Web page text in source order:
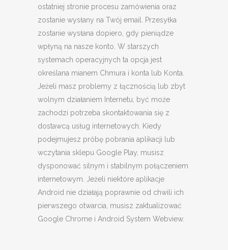
ostatniej stronie procesu zamówienia oraz
zostanie wysłany na Twój email. Przesyłka
zostanie wysłana dopiero, gdy pieniądze
wpłyną na nasze konto. W starszych
systemach operacyjnych ta opcja jest
określana mianem Chmura i konta lub Konta.
Jeżeli masz problemy z łącznością lub zbyt
wolnym działaniem Internetu, być może
zachodzi potrzeba skontaktowania się z
dostawcą usług internetowych. Kiedy
podejmujesz próbę pobrania aplikacji lub
wczytania sklepu Google Play, musisz
dysponować silnym i stabilnym połączeniem
internetowym. Jeżeli niektóre aplikacje
Android nie działają poprawnie od chwili ich
pierwszego otwarcia, musisz zaktualizować
Google Chrome i Android System Webview.